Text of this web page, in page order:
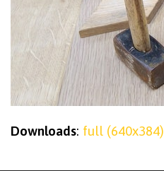
Downloads: full (640x384)